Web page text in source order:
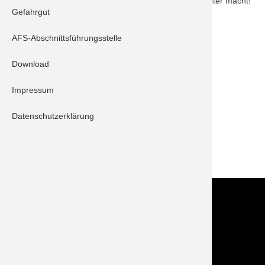
Gefahrgut
AFS-Abschnittsführungsstelle
Download
Impressum
Datenschutzerklärung